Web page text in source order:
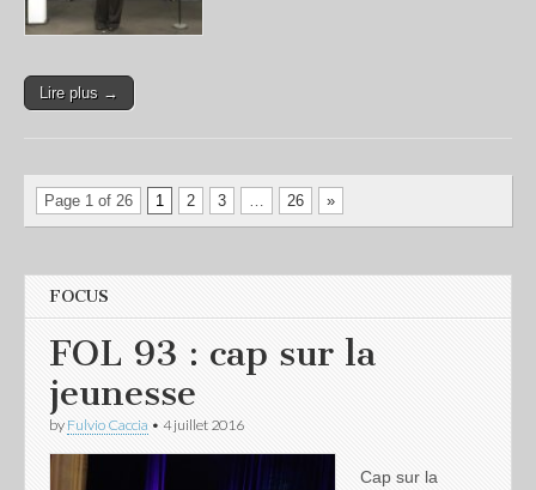
Lire plus →
Page 1 of 26 1 2 3 … 26 »
FOCUS
FOL 93 : cap sur la
jeunesse
by Fulvio Caccia • 4 juillet 2016
Cap sur la